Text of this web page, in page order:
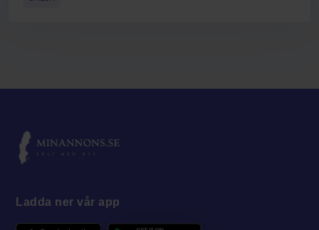
Ladda ner vår app